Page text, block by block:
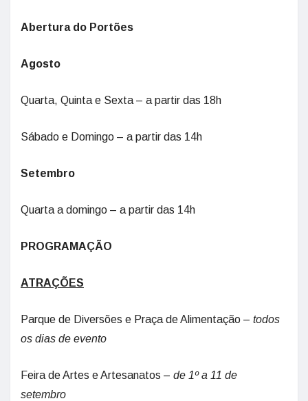
Abertura do Portões
Agosto
Quarta, Quinta e Sexta – a partir das 18h
Sábado e Domingo – a partir das 14h
Setembro
Quarta a domingo – a partir das 14h
PROGRAMAÇÃO
ATRAÇÕES
Parque de Diversões e Praça de Alimentação – todos
os dias de evento
Feira de Artes e Artesanatos – de 1º a 11 de
setembro